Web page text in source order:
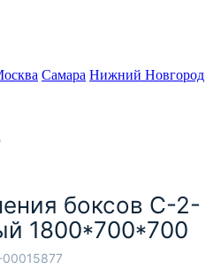
Самара Нижний Новгород
боксов С-2-
1800*700*700